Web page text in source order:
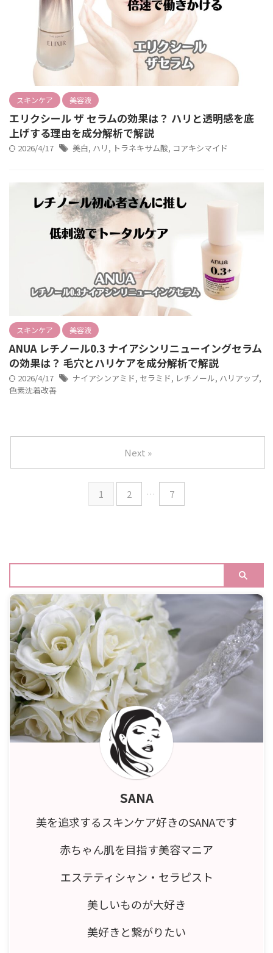
スキンケア 美容液
エリクシール ザ セラムの効果は？ ハリと透明感を底
上げする理由を成分解析で解説
2026/4/17 美白, ハリ , トラネキサム酸, コアキシマイド
スキンケア 美容液
ANUA レチノール0.3 ナイアシンリニューイングセラム
の効果は？ 毛穴とハリケアを成分解析で解説
2026/4/17 ナイアシンアミド, セラミド, レチノール, ハリアップ,
色素沈着改善
1 2 … 7
Next »
SANA
美を追求するスキンケア好きのSANAです
赤ちゃん肌を目指す美容マニア
エステティシャン・セラピスト
美しいものが大好き
美好きと繋がりたい